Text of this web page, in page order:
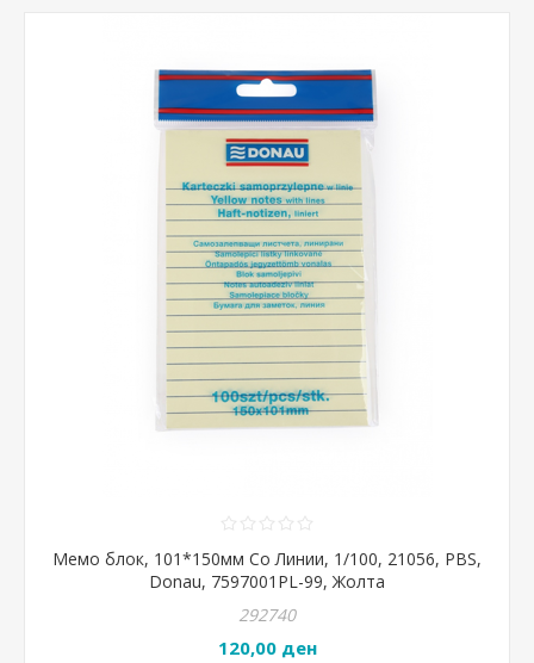
Мемо блок, 101*150мм Со Линии, 1/100, 21056, PBS,
Donau, 7597001PL-99, Жолта
292740
120,00 ден